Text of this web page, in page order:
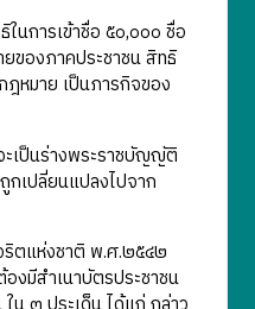
นการเข้าชื่อ ๕๐,๐๐๐ ชื่อ
ของภาคประชาชน สิทธิ
หมาย เป็นภารกิจของ
ะเป็นร่างพระราชบัญญัติ
กเปลี่ยนแปลงไปจาก
ริตแห่งชาติ พ.ศ.๒๕๔๒
งมีสำเนาบัตรประชาชน